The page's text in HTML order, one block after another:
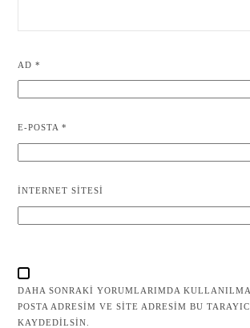
AD*
E-POSTA*
İNTERNET SITESI
DAHA SONRAKI YORUMLARIMDA
POSTA ADRESIM VE SITE ADRESIM BU
KAYDEDILSIN.